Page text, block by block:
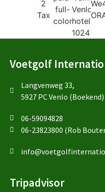
Voetgolf
Langvenweg 33,
5927 PC Venlo (Boekend)
06-59094828
06-23823800 (Rob
Tripadvisor